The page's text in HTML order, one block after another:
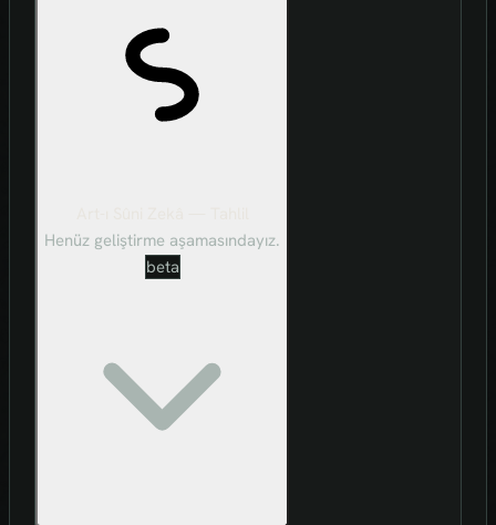
Henüz geliştirme aşamasındayız.
beta